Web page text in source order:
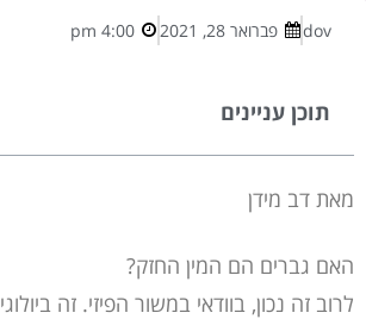
dov פברואר 28, 2021 4:00 pm
תוכן עניינים
מאת דב מידן
האם גברים הם המין החזק?
לרוב זה נכון, בוודאי במשור הפיזי. זה